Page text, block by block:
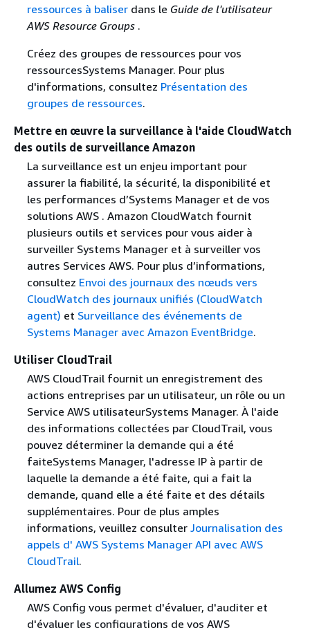
ressources à baliserdans le Guide de l'utilisateur
AWS Resource Groups .
Créez des groupes de ressources pour vos
ressourcesSystems Manager. Pour plus
d'informations, consultez Présentation des
groupes de ressources.
Mettre en œuvre la surveillance à l'aide CloudWatch
des outils de surveillance Amazon
La surveillance est un enjeu important pour
assurer la fiabilité, la sécurité, la disponibilité et
les performances d’Systems Manager et de vos
solutions AWS . Amazon CloudWatch fournit
plusieurs outils et services pour vous aider à
surveiller Systems Manager et à surveiller vos
autres Services AWS. Pour plus d’informations,
consultez Envoi des journaux des nœuds vers
CloudWatch des journaux unifiés (CloudWatch
agent) et Surveillance des événements de
Systems Manager avec Amazon EventBridge.
Utiliser CloudTrail
AWS CloudTrail fournit un enregistrement des
actions entreprises par un utilisateur, un rôle ou un
Service AWS utilisateurSystems Manager. À l'aide
des informations collectées par CloudTrail, vous
pouvez déterminer la demande qui a été
faiteSystems Manager, l'adresse IP à partir de
laquelle la demande a été faite, qui a fait la
demande, quand elle a été faite et des détails
supplémentaires. Pour de plus amples
informations, veuillez consulter Journalisation des
appels d' AWS Systems Manager API avec AWS
CloudTrail.
Allumez AWS Config
AWS Config vous permet d'évaluer, d'auditer et
d'évaluer les configurations de vos AWS